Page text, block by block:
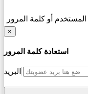
×
استعادة كلمة المرور
البريد